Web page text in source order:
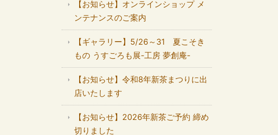
【お知らせ】オンラインショップ メ
ンテナンスのご案内
【ギャラリー】5/26～31 夏こそき
もの うすごろも展-工房 夢創庵-
【お知らせ】令和8年新茶まつりに出
店いたします
【お知らせ】2026年新茶ご予約 締め
切りました